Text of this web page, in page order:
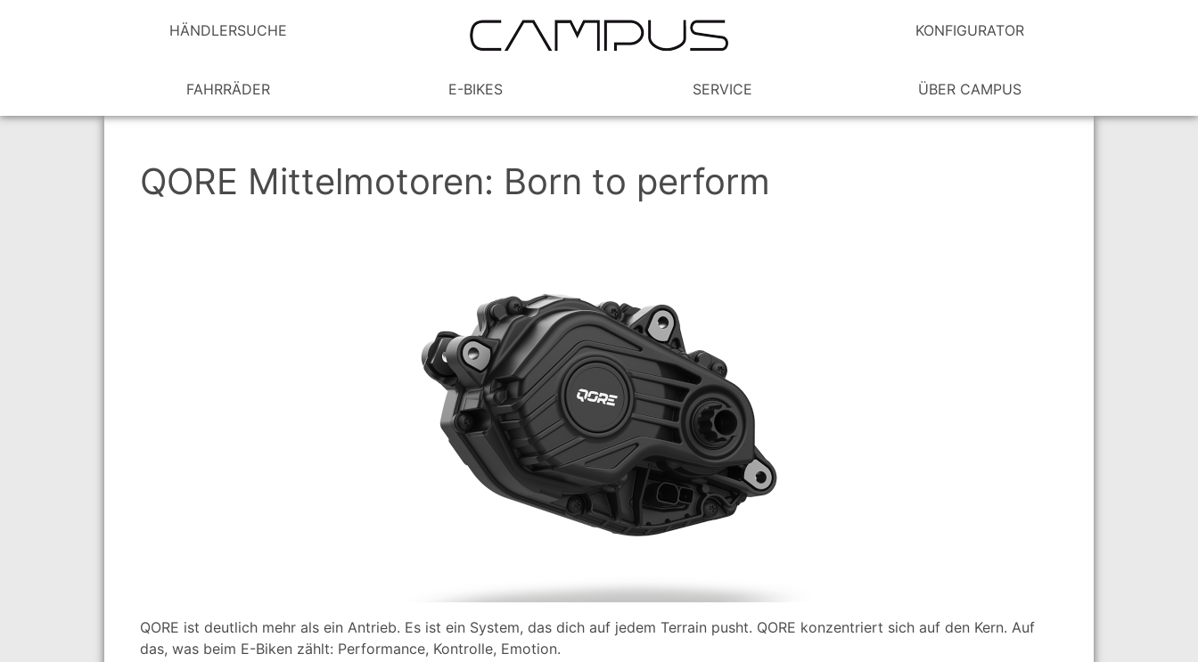
HÄNDLER­SUCHE KONFIGURATOR
FAHRRÄDER E-BIKES SERVICE ÜBER CAMPUS
QORE Mittelmotoren: Born to perform
QORE ist deutlich mehr als ein Antrieb. Es ist ein System, das dich auf jedem Terrain pusht. QORE konzentriert sich auf den Kern. Auf
das, was beim E-Biken zählt: Performance, Kontrolle, Emotion.